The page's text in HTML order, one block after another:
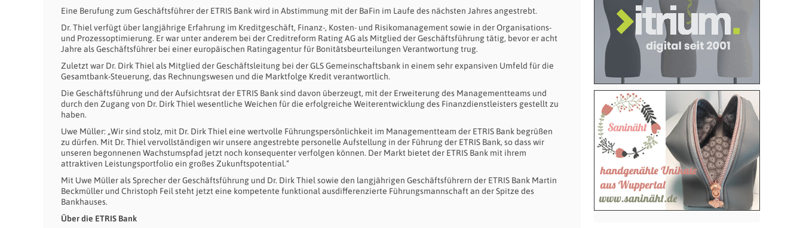
Eine Berufung zum Geschäftsführer der ETRIS Bank wird in Abstimmung mit der BaFin im Laufe des nächsten Jahres angestrebt.
Dr. Thiel verfügt über langjährige Erfahrung im Kreditgeschäft, Finanz-, Kosten- und Risikomanagement sowie in der Organisations-
und Prozessoptimierung. Er war unter anderem bei der Creditreform Rating AG als Mitglied der Geschäftsführung tätig, bevor er acht
Jahre als Geschäftsführer bei einer europäischen Ratingagentur für Bonitätsbeurteilungen Verantwortung trug.
Zuletzt war Dr. Dirk Thiel als Mitglied der Geschäftsleitung bei der GLS Gemeinschaftsbank in einem sehr expansiven Umfeld für die
Gesamtbank-Steuerung, das Rechnungswesen und die Marktfolge Kredit verantwortlich.
Die Geschäftsführung und der Aufsichtsrat der ETRIS Bank sind davon überzeugt, mit der Erweiterung des Managementteams und
durch den Zugang von Dr. Dirk Thiel wesentliche Weichen für die erfolgreiche Weiterentwicklung des Finanzdienstleisters gestellt zu
haben.
Uwe Müller: „Wir sind stolz, mit Dr. Dirk Thiel eine wertvolle Führungspersönlichkeit im Managementteam der ETRIS Bank begrüßen
zu dürfen. Mit Dr. Thiel vervollständigen wir unsere angestrebte personelle Aufstellung in der Führung der ETRIS Bank, so dass wir
unseren begonnenen Wachstumspfad jetzt noch konsequenter verfolgen können. Der Markt bietet der ETRIS Bank mit ihrem
attraktiven Leistungsportfolio ein großes Zukunftspotential.“
Mit Uwe Müller als Sprecher der Geschäftsführung und Dr. Dirk Thiel sowie den langjährigen Geschäftsführern der ETRIS Bank Martin
Beckmüller und Christoph Feil steht jetzt eine kompetente funktional ausdifferenzierte Führungsmannschaft an der Spitze des
Bankhauses.
Über die ETRIS Bank